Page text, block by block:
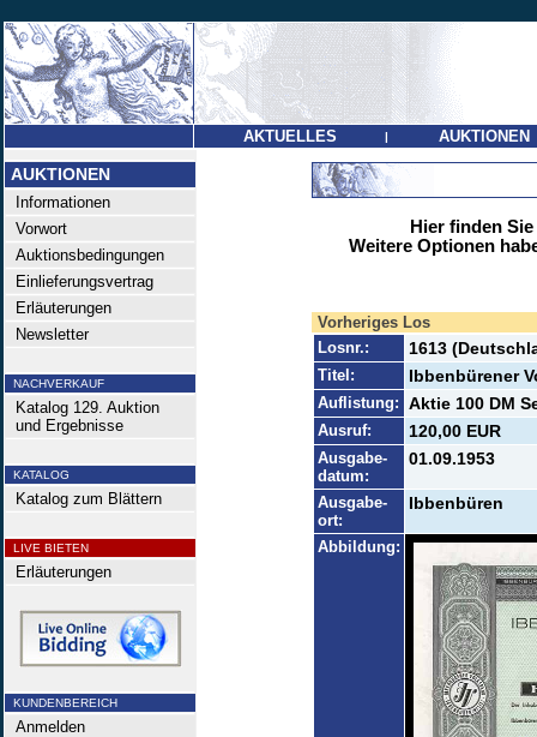
AKTUELLES | AUKTIONEN
AUKTIONEN
Informationen
Vorwort
Auktionsbedingungen
Einlieferungsvertrag
Erläuterungen
Newsletter
NACHVERKAUF
Katalog 129. Auktion
und Ergebnisse
KATALOG
Katalog zum Blättern
LIVE BIETEN
Erläuterungen
KUNDENBEREICH
Anmelden
Hier finden
Weitere Optionen
Vorheriges Los
Losnr.:
1613
Titel: Ibbenbürener
Auflistung: Aktie 100 DM
Ausruf: 120,00 EUR
Ausgabe-
datum:
01.09.1953
Ausgabe-
ort:
Ibbenbüren
Abbildung: